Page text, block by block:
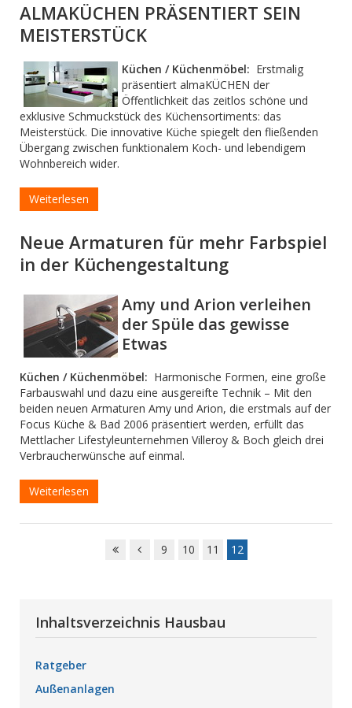
ALMAKÜCHEN PRÄSENTIERT SEIN
MEISTERSTÜCK
Küchen / Küchenmöbel: Erstmalig
präsentiert almaKÜCHEN der
Öffentlichkeit das zeitlos schöne und
exklusive Schmuckstück des Küchensortiments: das
Meisterstück. Die innovative Küche spiegelt den fließenden
Übergang zwischen funktionalem Koch- und lebendigem
Wohnbereich wider.
Weiterlesen
Neue Armaturen für mehr Farbspiel
in der Küchengestaltung
Amy und Arion verleihen
der Spüle das gewisse
Etwas
Küchen / Küchenmöbel: Harmonische Formen, eine große
Farbauswahl und dazu eine ausgereifte Technik – Mit den
beiden neuen Armaturen Amy und Arion, die erstmals auf der
Focus Küche & Bad 2006 präsentiert werden, erfüllt das
Mettlacher Lifestyleunternehmen Villeroy & Boch gleich drei
Verbraucherwünsche auf einmal.
Weiterlesen
9 10 11 12
Inhaltsverzeichnis Hausbau
Ratgeber
Außenanlagen